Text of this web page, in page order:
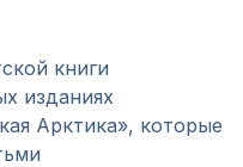
книги
изданиях
Арктика», которые